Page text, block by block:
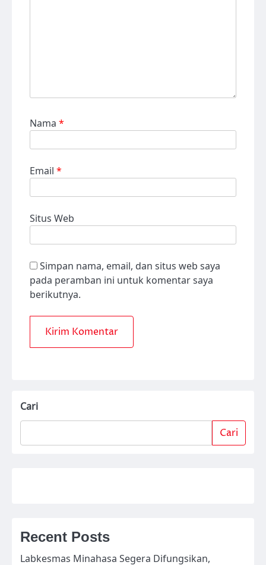
Nama *
Email *
Situs Web
Simpan nama, email, dan situs web saya
pada peramban ini untuk komentar saya
berikutnya.
Cari
Cari
Recent Posts
Labkesmas Minahasa Segera Difungsikan,